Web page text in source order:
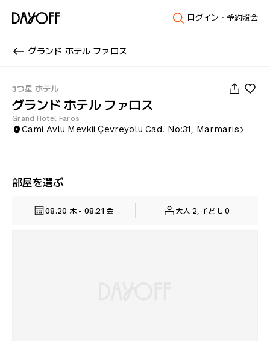
ログイン・予約照会
グランド ホテル ファロス
3つ星 ホテル
グランド ホテル ファロス
Grand Hotel Faros
Cami Avlu Mevkii Çevreyolu Cad. No:31, Marmaris
部屋を選ぶ
08.20 木 - 08.21 金 大人 2, 子ども 0